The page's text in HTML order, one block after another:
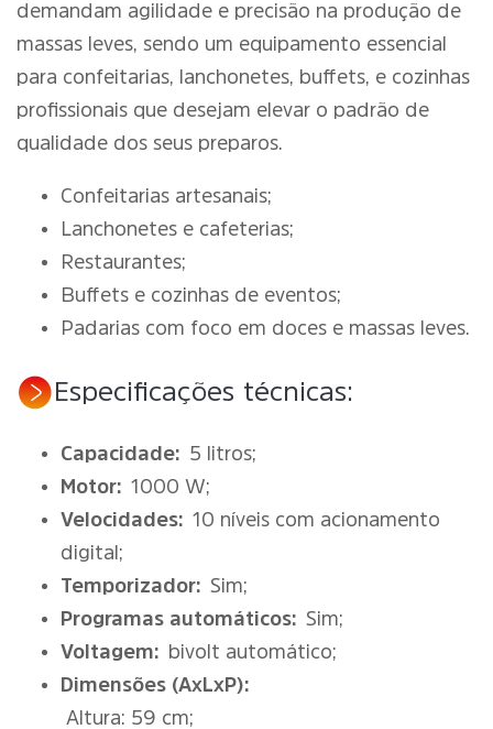
demandam agilidade e precisão na produção de
massas leves, sendo um equipamento essencial
para confeitarias, lanchonetes, buffets, e cozinhas
profissionais que desejam elevar o padrão de
qualidade dos seus preparos.
Confeitarias artesanais;
Lanchonetes e cafeterias;
Restaurantes;
Buffets e cozinhas de eventos;
Padarias com foco em doces e massas leves.
Especificações técnicas:
Capacidade: 5 litros;
Motor: 1000 W;
Velocidades: 10 níveis com acionamento
digital;
Temporizador: Sim;
Programas automáticos: Sim;
Voltagem:
bivolt automático;
Dimensões (AxLxP):
Altura: 59 cm;